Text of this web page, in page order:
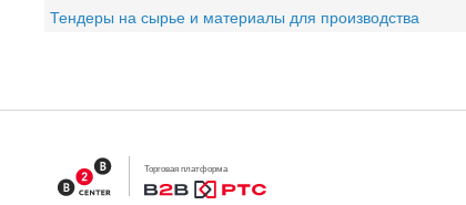
Тендеры на сырье и материалы для производства
Торговая платформа